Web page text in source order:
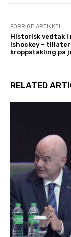
FORRIGE ARTIKKEL
Historisk vedtak i
ishockey – tillater
kroppstakling på
RELATED